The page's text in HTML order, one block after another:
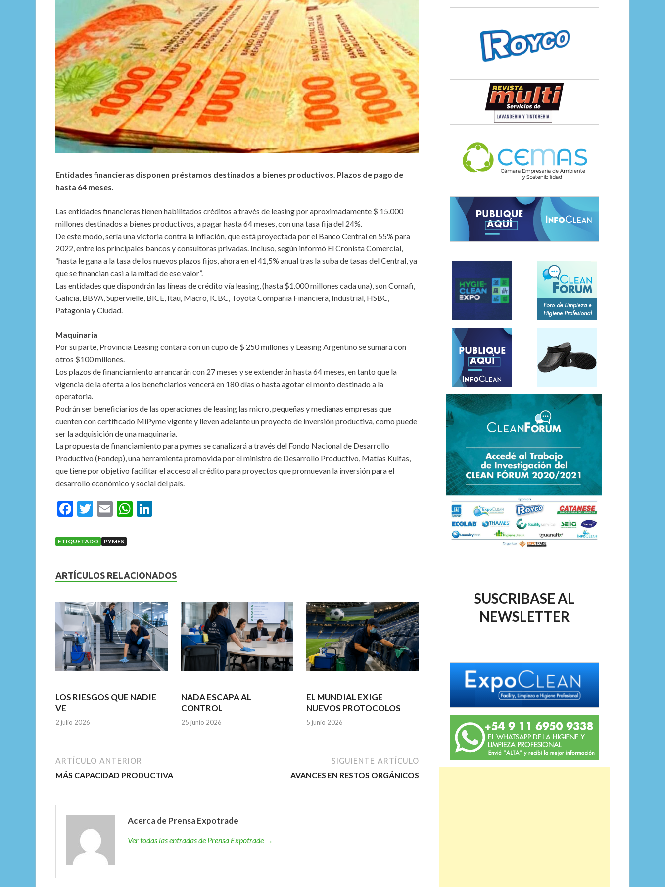
Entidades financieras disponen préstamos destinados a bienes productivos. Plazos de pago de
hasta 64 meses.
Las entidades financieras tienen habilitados créditos a través de leasing por aproximadamente $ 15.000
millones destinados a bienes productivos, a pagar hasta 64 meses, con una tasa fija del 24%.
De este modo, sería una victoria contra la inflación, que está proyectada por el Banco Central en 55% para
2022, entre los principales bancos y consultoras privadas. Incluso, según informó El Cronista Comercial,
“hasta le gana a la tasa de los nuevos plazos fijos, ahora en el 41,5% anual tras la suba de tasas del Central, ya
que se financian casi a la mitad de ese valor”.
Las entidades que dispondrán las líneas de crédito vía leasing, (hasta $1.000 millones cada una), son Comafi,
Galicia, BBVA, Supervielle, BICE, Itaú, Macro, ICBC, Toyota Compañía Financiera, Industrial, HSBC,
Patagonia y Ciudad.
Maquinaria
Por su parte, Provincia Leasing contará con un cupo de $ 250 millones y Leasing Argentino se sumará con
otros $100 millones.
Los plazos de financiamiento arrancarán con 27 meses y se extenderán hasta 64 meses, en tanto que la
vigencia de la oferta a los beneficiarios vencerá en 180 días o hasta agotar el monto destinado a la
operatoria.
Podrán ser beneficiarios de las operaciones de leasing las micro, pequeñas y medianas empresas que
cuenten con certificado MiPyme vigente y lleven adelante un proyecto de inversión productiva, como puede
ser la adquisición de una maquinaria.
La propuesta de financiamiento para pymes se canalizará a través del Fondo Nacional de Desarrollo
Productivo (Fondep), una herramienta promovida por el ministro de Desarrollo Productivo, Matías Kulfas,
que tiene por objetivo facilitar el acceso al crédito para proyectos que promuevan la inversión para el
desarrollo económico y social del país.
F
e
o
o
k
T
itt
E
ai
W
A
p
p
n
ETIQUETADO PYMES
ARTÍCULOS RELACIONADOS
LOS RIESGOS QUE NADIE
VE
2 julio 2026
NADA ESCAPA AL
CONTROL
25 junio 2026
EL MUNDIAL EXIGE
NUEVOS PROTOCOLOS
5 junio 2026
ARTÍCULO ANTERIOR
MÁS CAPACIDAD PRODUCTIVA
SIGUIENTE ARTÍCULO
AVANCES EN RESTOS ORGÁNICOS
Acerca de Prensa Expotrade
Ver todas las entradas de Prensa Expotrade →
SUSCRIBASE AL
NEWSLETTER